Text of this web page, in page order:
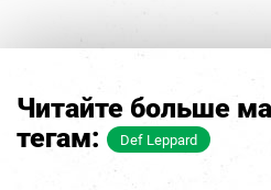
Читайте больше
тегам:
Def Leppard